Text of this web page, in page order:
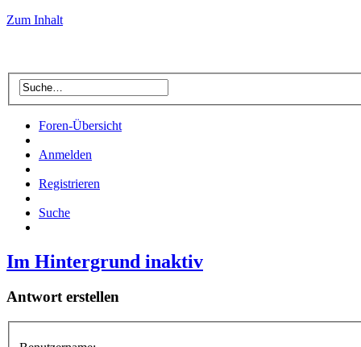
Zum Inhalt
Foren-Übersicht
Anmelden
Registrieren
Suche
Im Hintergrund inaktiv
Antwort erstellen